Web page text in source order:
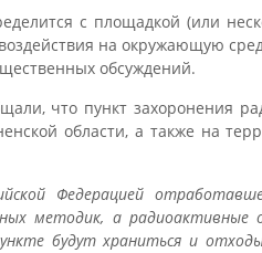
с площадкой (или
на окружающую
обсуждений.
что пункт захоронения
области, а также на
Федерацией
методик, а
будут храниться и